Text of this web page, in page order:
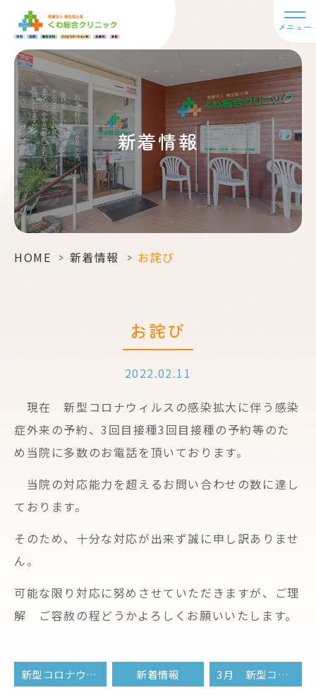
メニュー
新着情報
HOME > 新着情報 > お詫び
お詫び
2022.02.11
現在 新型コロナウィルスの感染拡大に伴う感染
症外来の予約、3回目接種3回目接種の予約等のた
め当院に多数のお電話を頂いております。
当院の対応能力を超えるお問い合わせの数に達し
ております。
そのため、十分な対応が出来ず誠に申し訳ありませ
ん。
可能な限り対応に努めさせていただきますが、ご理
解 ご容赦の程どうかよろしくお願いいたします。
新型コロナウイルスPCR検査（自費検査） 新着情報 3月 新型コロナウイルスワクチン接種予約